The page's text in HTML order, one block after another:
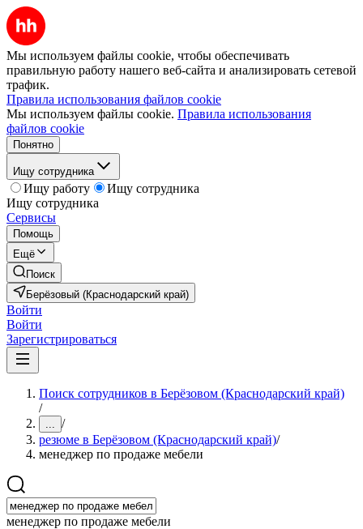
Мы используем файлы cookie, чтобы обеспечивать
правильную работу нашего веб-сайта и анализировать сетевой
трафик.
Правила использования файлов cookie
Мы используем файлы cookie. Правила использования
файлов cookie
Понятно
Ищу сотрудника
Ищу работу
Ищу сотрудника
Ищу сотрудника
Сервисы
Помощь
Ещё
Поиск
Берёзовый (Краснодарский край)
Войти
Войти
Зарегистрироваться
Поиск сотрудников в Берёзовом (Краснодарский край)
/
... /
резюме в Берёзовом (Краснодарский край)/
менеджер по продаже мебели
менеджер по продаже мебели